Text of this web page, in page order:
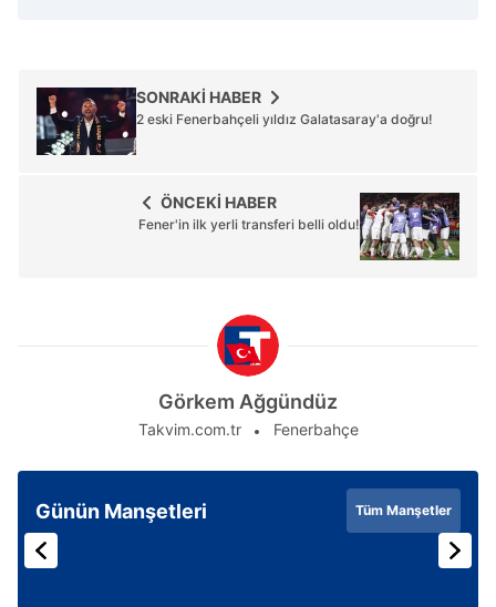
SONRAKİ HABER
2 eski Fenerbahçeli yıldız Galatasaray'a doğru!
ÖNCEKİ HABER
Fener'in ilk yerli transferi belli oldu!
Görkem Ağgündüz
Takvim.com.tr Fenerbahçe
Günün Manşetleri Tüm Manşetler